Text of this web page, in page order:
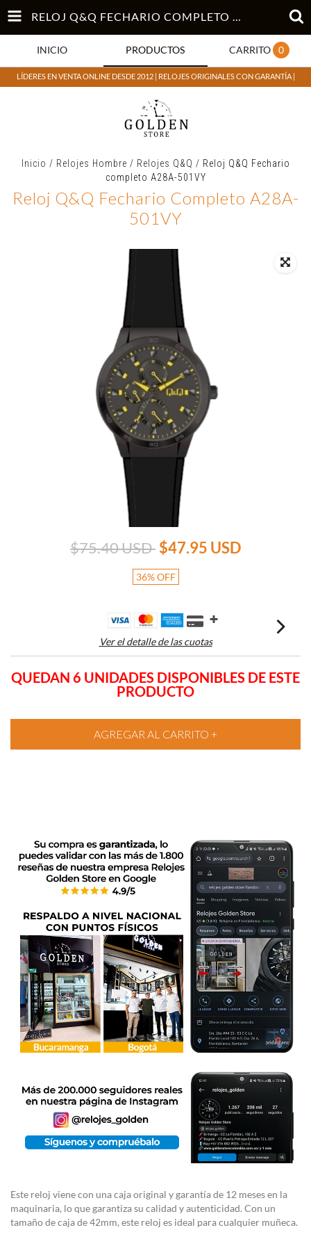
RELOJ Q&Q FECHARIO COMPLETO A28A-501VY
INICIO PRODUCTOS CARRITO 0
LÍDERES EN VENTA ONLINE DESDE 2012 | RELOJES ORIGINALES CON GARANTÍA |
Inicio / Relojes Hombre / Relojes Q&Q / Reloj Q&Q Fechario
completo A28A-501VY
Reloj Q&Q Fechario Completo A28A-
501VY
$75.40 USD $47.95 USD
36%OFF
Ver el detalle de las cuotas
QUEDAN 6 UNIDADES DISPONIBLES DE ESTE
PRODUCTO
Este reloj viene con una caja original y garantía de 12 meses en la
maquinaria, lo que garantiza su calidad y autenticidad. Con un
tamaño de caja de 42mm, este reloj es ideal para cualquier muñeca.